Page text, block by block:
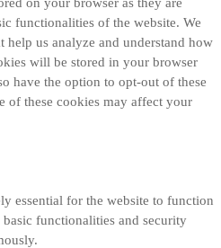
functionalities of the website. We
help us analyze and understand how
will be stored in your browser
have the option to opt-out of these
of these cookies may affect your
essential for the website to function
functionalities and security